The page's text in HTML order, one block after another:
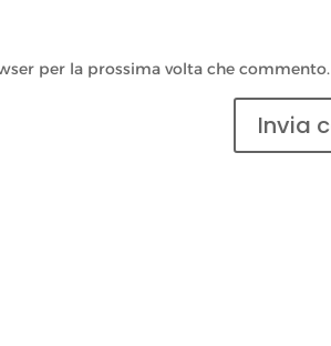
per la prossima volta che commento.